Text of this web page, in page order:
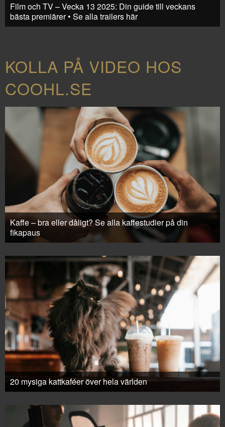
Film och TV – Vecka 13 2025: Din guide till veckans
bästa premiärer • Se alla trailers här
KOLLA PÅ VIDEO HOS
COOHL.SE
Kaffe – bra eller dåligt? Se alla kaffestudier på din
fikapaus
20 mysiga kattkaféer över hela världen